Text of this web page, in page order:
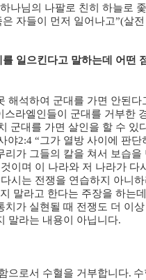
나님의 나팔로 친히 하늘로
자들이 먼저 일어나고”(살전
일으킨다고 말하는데 어떤
해석하여 군대를 가면 안된다
스라엘인들이 군대를 거부한
군대를 가면 살인을 할 수 있
야2:4 “그가 열방 사이에 판단
리가 그들의 칼을 쳐서 보습을
이며 이 나라와 저 나라가 다
시는 전쟁을 연습하지 아니
말라고 한다는 주장을 하는데
치가 실현될 때 전쟁도 더 이
말라는 내용이 아닙니다.
으로서 수혈을 거부합니다.